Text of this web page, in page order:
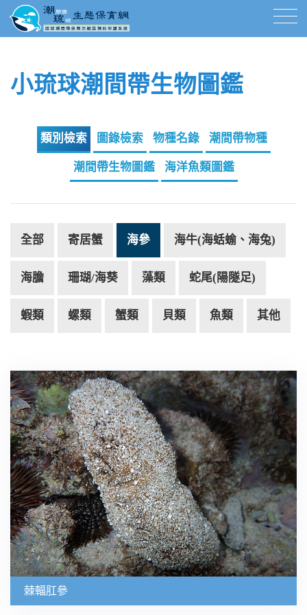
小琉球潮間帶生物圖鑑
類別檢索 圖錄檢索 物種名錄 潮間帶物種
潮間帶生物圖鑑 海洋魚類圖鑑
全部 寄居蟹 海參 海牛(海蛞蝓、海兔)
海膽 珊瑚/海葵 藻類 蛇尾(陽隧足)
蝦類 螺類 蟹類 貝類 魚類 其他
棘輻肛參